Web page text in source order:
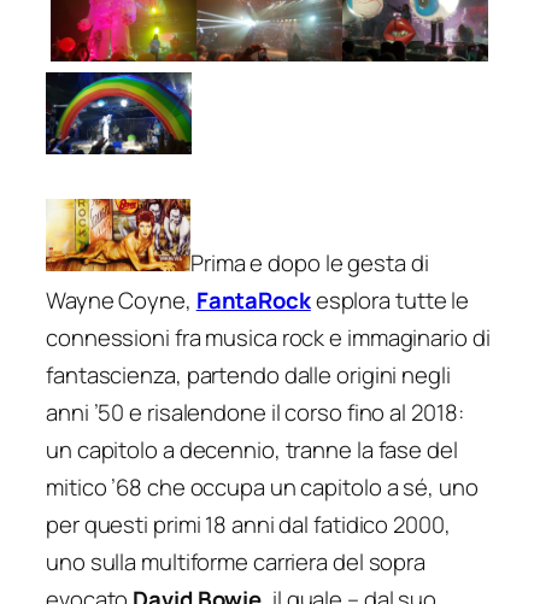
Prima e dopo le gesta di
Wayne Coyne, FantaRockesplora tutte le
connessioni fra musica rock e immaginario di
fantascienza, partendo dalle origini negli
anni ’50 e risalendone il corso fino al 2018:
un capitolo a decennio, tranne la fase del
mitico ’68 che occupa un capitolo a sé, uno
per questi primi 18 anni dal fatidico 2000,
uno sulla multiforme carriera del sopra